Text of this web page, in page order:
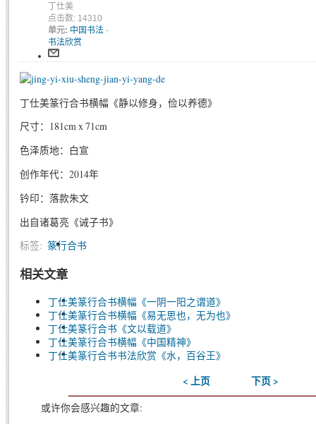
丁仕美
点击数: 14310
单元: 中国书法 -
书法欣赏
丁仕美篆行合书横幅《静以修身，俭以养德》
尺寸：181cm x 71cm
色泽质地：白宣
创作年代：2014年
钤印：落款朱文
出自诸葛亮《诫子书》
标签: 篆行合书
相关文章
丁仕美篆行合书横幅《一阴一阳之谓道》
丁仕美篆行合书横幅《易无思也，无为也》
丁仕美篆行合书《文以载道》
丁仕美篆行合书横幅《中国精神》
丁仕美篆行合书书法欣赏《水，百谷王》
< 上页 下页 >
或许你会感兴趣的文章: